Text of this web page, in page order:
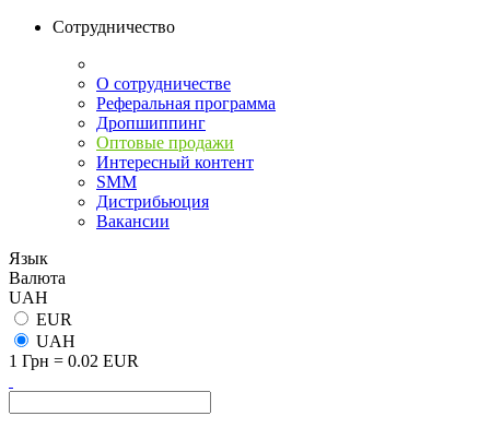
Сотрудничество
О сотрудничестве
Реферальная программа
Дропшиппинг
Оптовые продажи
Интересный контент
SMM
Дистрибьюция
Вакансии
Язык
Валюта
UAH
EUR
UAH
1 Грн = 0.02 EUR